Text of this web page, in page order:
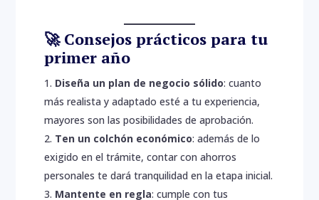
🚀 Consejos prácticos para tu
primer año
Diseña un plan de negocio sólido: cuanto
más realista y adaptado esté a tu experiencia,
mayores son las posibilidades de aprobación.
Ten un colchón económico: además de lo
exigido en el trámite, contar con ahorros
personales te dará tranquilidad en la etapa inicial.
Mantente en regla: cumple con tus